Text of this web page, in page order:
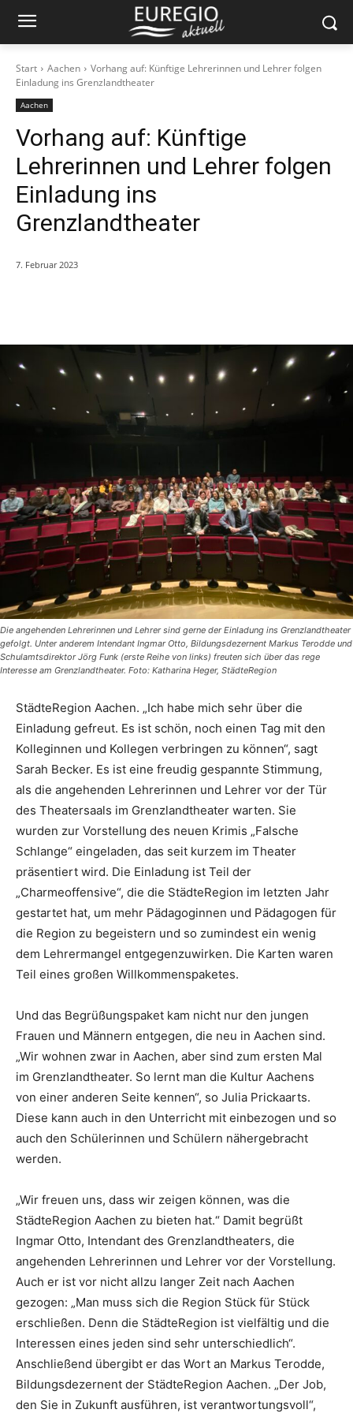
Start Aachen
Vorhang auf: Künftige Lehrerinnen und Lehrer folgen
Einladung ins Grenzlandtheater
Aachen
Vorhang auf: Künftige
Lehrerinnen und Lehrer folgen
Einladung ins
Grenzlandtheater
7. Februar 2023
Die angehenden Lehrerinnen und Lehrer sind gerne der Einladung ins Grenzlandtheater
gefolgt. Unter anderem Intendant Ingmar Otto, Bildungsdezernent Markus Terodde und
Schulamtsdirektor Jörg Funk (erste Reihe von links) freuten sich über das rege
Interesse am Grenzlandtheater. Foto: Katharina Heger, StädteRegion
StädteRegion Aachen. „Ich habe mich sehr über die
Einladung gefreut. Es ist schön, noch einen Tag mit den
Kolleginnen und Kollegen verbringen zu können“, sagt
Sarah Becker. Es ist eine freudig gespannte Stimmung,
als die angehenden Lehrerinnen und Lehrer vor der Tür
des Theatersaals im Grenzlandtheater warten. Sie
wurden zur Vorstellung des neuen Krimis „Falsche
Schlange“ eingeladen, das seit kurzem im Theater
präsentiert wird. Die Einladung ist Teil der
„Charmeoffensive“, die die StädteRegion im letzten Jahr
gestartet hat, um mehr Pädagoginnen und Pädagogen für
die Region zu begeistern und so zumindest ein wenig
dem Lehrermangel entgegenzuwirken. Die Karten waren
Teil eines großen Willkommenspaketes.
Und das Begrüßungspaket kam nicht nur den jungen
Frauen und Männern entgegen, die neu in Aachen sind.
„Wir wohnen zwar in Aachen, aber sind zum ersten Mal
im Grenzlandtheater. So lernt man die Kultur Aachens
von einer anderen Seite kennen“, so Julia Prickaarts.
Diese kann auch in den Unterricht mit einbezogen und so
auch den Schülerinnen und Schülern nähergebracht
werden.
„Wir freuen uns, dass wir zeigen können, was die
StädteRegion Aachen zu bieten hat.“ Damit begrüßt
Ingmar Otto, Intendant des Grenzlandtheaters, die
angehenden Lehrerinnen und Lehrer vor der Vorstellung.
Auch er ist vor nicht allzu langer Zeit nach Aachen
gezogen: „Man muss sich die Region Stück für Stück
erschließen. Denn die StädteRegion ist vielfältig und die
Interessen eines jeden sind sehr unterschiedlich“.
Anschließend übergibt er das Wort an Markus Terodde,
Bildungsdezernent der StädteRegion Aachen. „Der Job,
den Sie in Zukunft ausführen, ist verantwortungsvoll“,